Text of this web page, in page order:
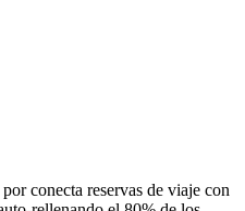
porconecta reservas de viaje con